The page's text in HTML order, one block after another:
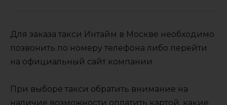
Для заказа такси Интайм в Москве необходимо
позвонить по номеру телефона либо перейти
на официальный сайт компании.
При выборе такси обратить внимание на
наличие возможности оплатить картой, какие